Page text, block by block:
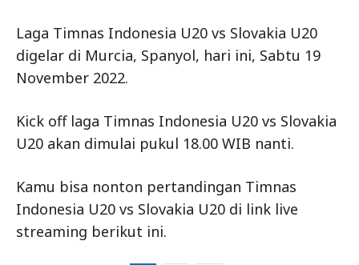
Laga Timnas Indonesia U20 vs Slovakia U20
digelar di Murcia, Spanyol, hari ini, Sabtu 19
November 2022.
Kick off laga Timnas Indonesia U20 vs Slovakia
U20 akan dimulai pukul 18.00 WIB nanti.
Kamu bisa nonton pertandingan Timnas
Indonesia U20 vs Slovakia U20 di link live
streaming berikut ini.